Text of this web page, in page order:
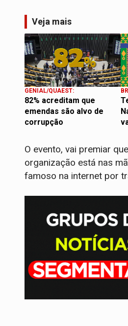
Veja mais
GENIAL/QUAEST:
82% acreditam que
emendas são alvo de
corrupção
O evento, vai premiar
organização está nas
famoso na internet por